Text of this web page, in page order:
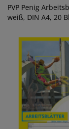
PVP Penig
weiß, DIN A4, 20